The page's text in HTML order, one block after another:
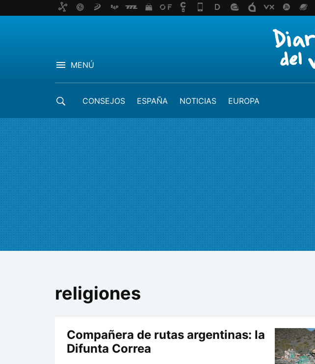
MENÚ
CONSEJOS ESPAÑA NOTICIAS EUROPA
religiones
Compañera de rutas argentinas: la
Difunta Correa